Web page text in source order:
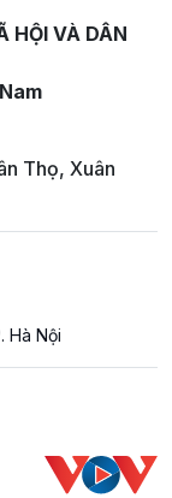
HỘI VÀ DÂN
Thọ, Xuân
Hà Nội